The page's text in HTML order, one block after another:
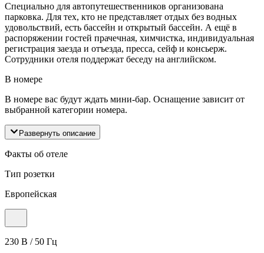
Специально для автопутешественников организована
парковка. Для тех, кто не представляет отдых без водных
удовольствий, есть бассейн и открытый бассейн. А ещё в
распоряжении гостей прачечная, химчистка, индивидуальная
регистрация заезда и отъезда, пресса, сейф и консьерж.
Сотрудники отеля поддержат беседу на английском.
В номере
В номере вас будут ждать мини-бар. Оснащение зависит от
выбранной категории номера.
Развернуть описание
Факты об отеле
Тип розетки
Европейская
230 В / 50 Гц